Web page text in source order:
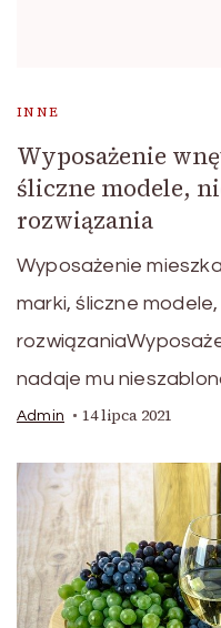
INNE
Wyposażenie
śliczne modele,
rozwiązania
Wyposażenie
marki, śliczne
nadaje mu
Admin 14 lipca 2021